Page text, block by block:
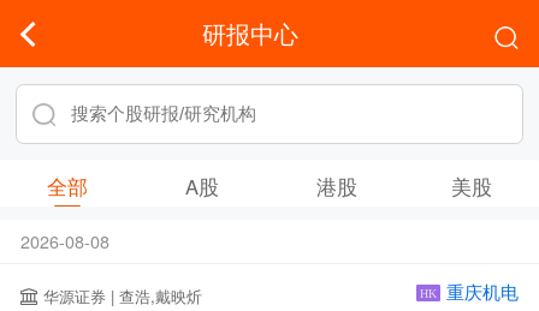
研报中心
全部 A股 港股 美股
2026-08-08
华源证券 | 查浩,戴映炘 HK 重庆机电